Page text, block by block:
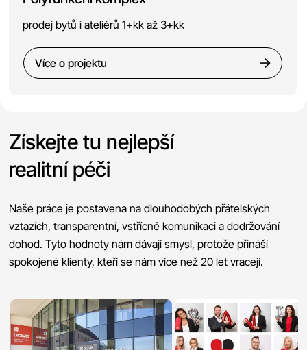
prodej bytů i ateliérů 1+kk až 3+kk
Více o projektu
Získejte tu nejlepší
realitní péči
Naše práce je postavena na dlouhodobých přátelských
vztazích, transparentní, vstřícné komunikaci a dodržování
dohod. Tyto hodnoty nám dávají smysl, protože přináší
spokojené klienty, kteří se nám více než 20 let vracejí.